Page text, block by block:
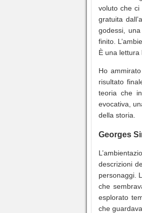
voluto che ci
gratuita
godessi,
finito.
È una
Ho
risultato
teoria che
evocativa,
della storia.
Georges
descrizioni
personaggi.
che
esplorato
che